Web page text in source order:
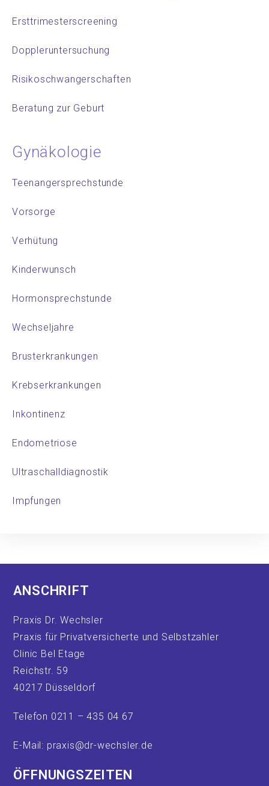
Ersttrimesterscreening
Doppleruntersuchung
Risikoschwangerschaften
Beratung zur Geburt
Gynäkologie
Teenangersprechstunde
Vorsorge
Verhütung
Kinderwunsch
Hormonsprechstunde
Wechseljahre
Brusterkrankungen
Krebserkrankungen
Inkontinenz
Endometriose
Ultraschalldiagnostik
Impfungen
ANSCHRIFT
Praxis Dr. Wechsler
Praxis für Privatversicherte und Selbstzahler
Clinic Bel Etage
Reichstr. 59
40217 Düsseldorf
Telefon 0211 – 435 04 67
E-Mail: praxis@dr-wechsler.de
ÖFFNUNGSZEITEN